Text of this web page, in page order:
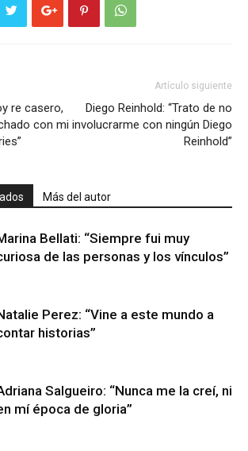
re casero,
con mi
Artículo siguiente
Diego Reinhold: “Trato de no
involucrarme con ningún Diego
Reinhold”
Más del autor
Bellati: “Siempre fui muy
de las personas y los vínculos”
Perez: “Vine a este mundo a
historias”
Salgueiro: “Nunca me la creí, ni
mí época de gloria”